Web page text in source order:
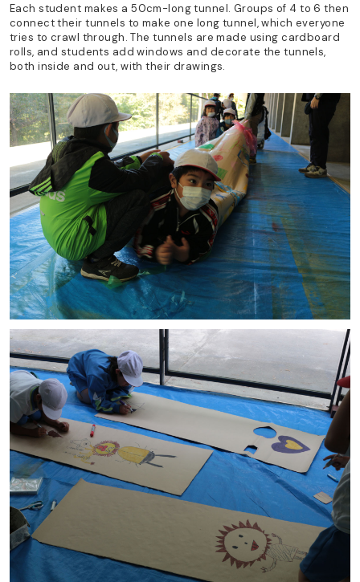
Each student makes a 50cm-long tunnel. Groups of 4 to 6 then
connect their tunnels to make one long tunnel, which everyone
tries to crawl through. The tunnels are made using cardboard
rolls, and students add windows and decorate the tunnels,
both inside and out, with their drawings.